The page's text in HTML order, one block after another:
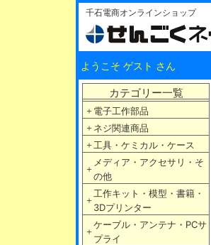
千石電商オンラインショップ
ようこそ ゲスト さん
カテゴリー一覧
＋ 電子工作部品
＋ ネジ関連商品
＋ 工具・ケミカル・ケース
＋
メディア・アクセサリ・そ
の他
＋
工作キット・模型・書籍・
3Dプリンター
＋
ケーブル・アンテナ・PCサ
プライ